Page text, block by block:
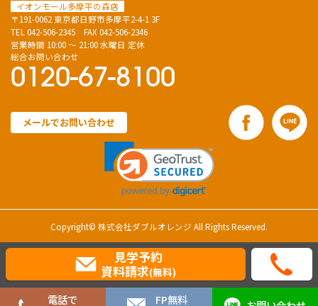
イオンモール多摩平の森店
〒191-0062 東京都日野市多摩平2-4-1 3F
TEL 042-506-2345 FAX 042-506-2346
営業時間 10:00 ～ 21:00 水曜日 定休
総合お問い合わせ
0120-67-8100
メールでお問い合わせ
Copyright© 株式会社ダブルオレンジ All Rights Reserved.
電話で
FP無料
見学予約
資料請求(無料)